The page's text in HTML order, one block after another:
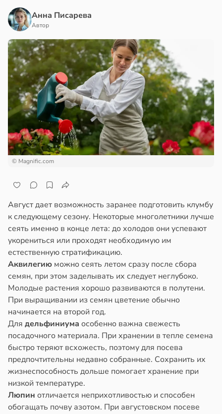
Анна Писарева
Автор
© Magnific.com
Август дает возможность заранее подготовить клумбу
к следующему сезону. Некоторые многолетники лучше
сеять именно в конце лета: до холодов они успевают
укорениться или проходят необходимую им
естественную стратификацию.
Аквилегию можно сеять летом сразу после сбора
семян, при этом заделывать их следует неглубоко.
Молодые растения хорошо развиваются в полутени.
При выращивании из семян цветение обычно
начинается на второй год.
Для дельфиниума особенно важна свежесть
посадочного материала. При хранении в тепле семена
быстро теряют всхожесть, поэтому для посева
предпочтительны недавно собранные. Сохранить их
жизнеспособность дольше помогает хранение при
низкой температуре.
Люпин отличается неприхотливостью и способен
обогащать почву азотом. При августовском посеве